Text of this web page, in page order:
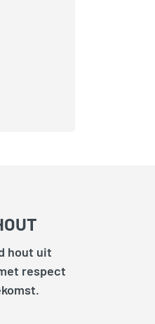
hout uit
respect